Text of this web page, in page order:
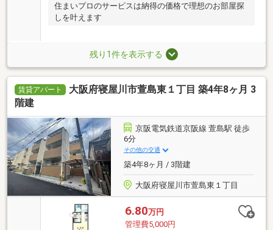
住まいプロのサービスは納得の価格で理想のお部屋探
しを叶えます
残り1件を表示する
賃貸アパート
大阪府寝屋川市萱島東１丁目 築4年8ヶ月 3
階建
京阪電気鉄道京阪線 萱島駅 徒歩
6分
その他の交通
築4年8ヶ月 / 3階建
大阪府寝屋川市萱島東１丁目
6.80万円
管理費5,000円